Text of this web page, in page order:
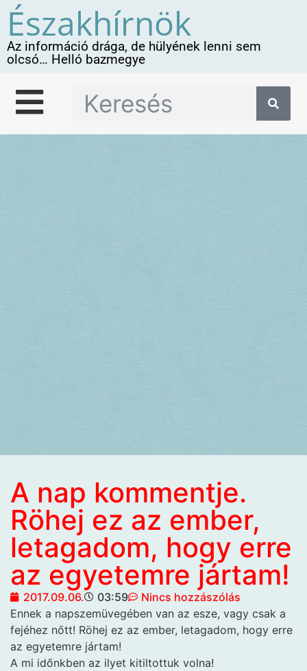
Északhírnök
Az információ drága, de hülyének lenni sem
olcsó… Helló bazmegye
A nap kommentje.
Röhej ez az ember,
letagadom, hogy erre
az egyetemre jártam!
2017.09.06. 03:59
Nincs hozzászólás
Ennek a napszemüvegében van az esze, vagy csak a
fejéhez nőtt! Röhej ez az ember, letagadom, hogy erre
az egyetemre jártam!
A mi időnkben az ilyet kitiltottuk volna!